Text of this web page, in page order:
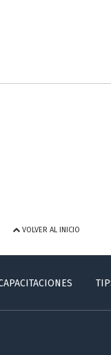
VOLVER AL INICIO